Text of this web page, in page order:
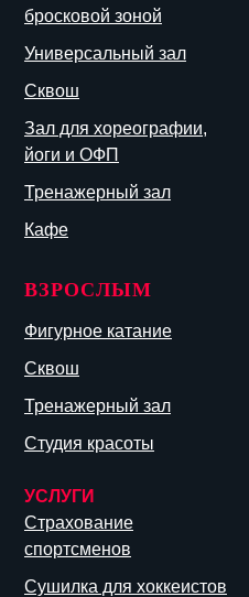
бросковой зоной
Универсальный зал
Сквош
Зал для хореографии,
йоги и ОФП
Тренажерный зал
Кафе
ВЗРОСЛЫМ
Фигурное катание
Сквош
Тренажерный зал
Студия красоты
УСЛУГИ
Страхование
спортсменов
Сушилка для хоккеистов